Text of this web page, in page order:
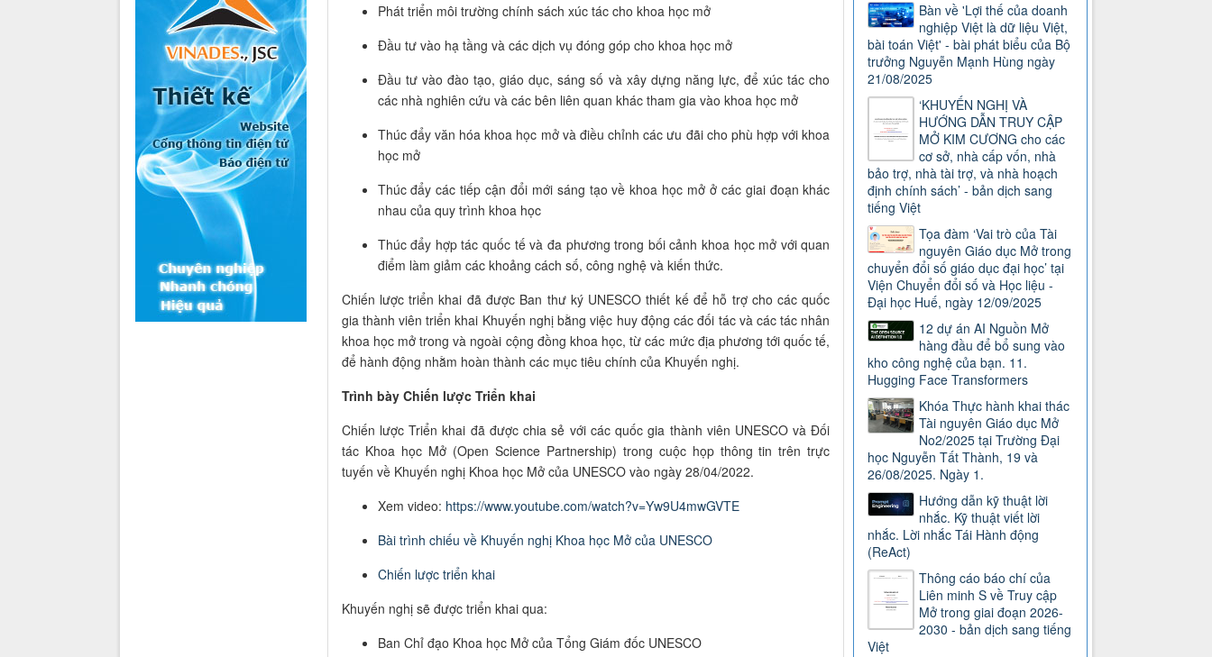
Phát triển môi trường chính sách xúc tác cho khoa học mở
Đầu tư vào hạ tầng và các dịch vụ đóng góp cho khoa học mở
Đầu tư vào đào tạo, giáo dục, sáng số và xây dựng năng lực, để xúc tác cho
các nhà nghiên cứu và các bên liên quan khác tham gia vào khoa học mở
Thúc đẩy văn hóa khoa học mở và điều chỉnh các ưu đãi cho phù hợp với khoa
học mở
Thúc đẩy các tiếp cận đổi mới sáng tạo về khoa học mở ở các giai đoạn khác
nhau của quy trình khoa học
Thúc đẩy hợp tác quốc tế và đa phương trong bối cảnh khoa học mở với quan
điểm làm giảm các khoảng cách số, công nghệ và kiến thức.
Chiến lược triển khai đã được Ban thư ký UNESCO thiết kế để hỗ trợ cho các quốc
gia thành viên triển khai Khuyến nghị bằng việc huy động các đối tác và các tác nhân
khoa học mở trong và ngoài cộng đồng khoa học, từ các mức địa phương tới quốc tế,
để hành động nhằm hoàn thành các mục tiêu chính của Khuyến nghị.
Trình bày Chiến lược Triển khai
Chiến lược Triển khai đã được chia sẻ với các quốc gia thành viên UNESCO và Đối
tác Khoa học Mở (Open Science Partnership) trong cuộc họp thông tin trên trực
tuyến về Khuyến nghị Khoa học Mở của UNESCO vào ngày 28/04/2022.
Xem video: https://www.youtube.com/watch?v=Yw9U4mwGVTE
Bài trình chiếu về Khuyến nghị Khoa học Mở của UNESCO
Chiến lược triển khai
Khuyến nghị sẽ được triển khai qua:
Ban Chỉ đạo Khoa học Mở của Tổng Giám đốc UNESCO
Bàn về 'Lợi thế của doanh
nghiệp Việt là dữ liệu Việt,
bài toán Việt' - bài phát biểu của Bộ
trưởng Nguyễn Mạnh Hùng ngày
21/08/2025
‘KHUYẾN NGHỊ VÀ
HƯỚNG DẪN TRUY CẬP
MỞ KIM CƯƠNG cho các
cơ sở, nhà cấp vốn, nhà
bảo trợ, nhà tài trợ, và nhà hoạch
định chính sách’ - bản dịch sang
tiếng Việt
Tọa đàm ‘Vai trò của Tài
nguyên Giáo dục Mở trong
chuyển đổi số giáo dục đại học’ tại
Viện Chuyển đổi số và Học liệu -
Đại học Huế, ngày 12/09/2025
12 dự án AI Nguồn Mở
hàng đầu để bổ sung vào
kho công nghệ của bạn. 11.
Hugging Face Transformers
Khóa Thực hành khai thác
Tài nguyên Giáo dục Mở
No2/2025 tại Trường Đại
học Nguyễn Tất Thành, 19 và
26/08/2025. Ngày 1.
Hướng dẫn kỹ thuật lời
nhắc. Kỹ thuật viết lời
nhắc. Lời nhắc Tái Hành động
(ReAct)
Thông cáo báo chí của
Liên minh S về Truy cập
Mở trong giai đoạn 2026-
2030 - bản dịch sang tiếng
Việt